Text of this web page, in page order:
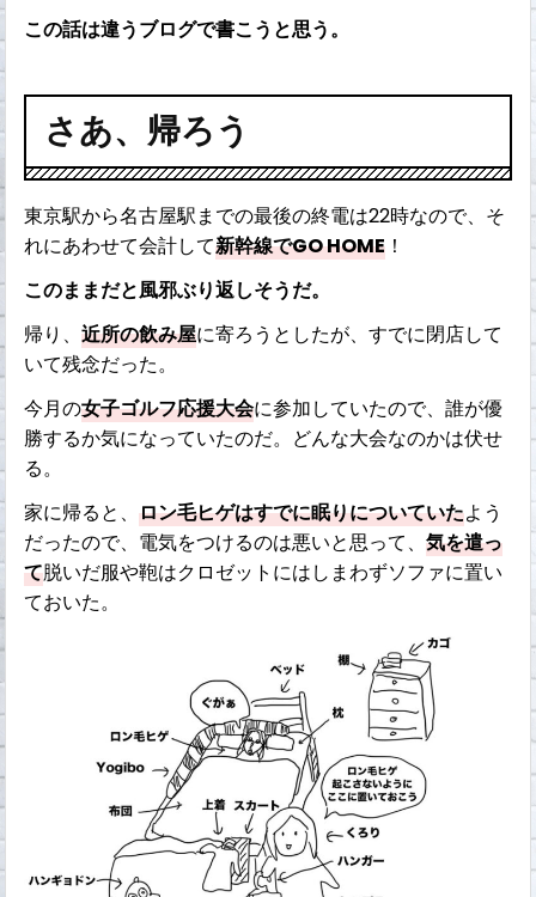
この話は違うブログで書こうと思う。
さあ、帰ろう
東京駅から名古屋駅までの最後の終電は22時なので、そ
れにあわせて会計して新幹線でGO HOME ！
このままだと風邪ぶり返しそうだ。
帰り、近所の飲み屋に寄ろうとしたが、すでに閉店して
いて残念だった。
今月の女子ゴルフ応援大会に参加していたので、誰が優
勝するか気になっていたのだ。どんな大会なのかは伏せ
る。
家に帰ると、ロン毛ヒゲはすでに眠りについていたよう
だったので、電気をつけるのは悪いと思って、気を遣っ
て脱いだ服や鞄はクロゼットにはしまわずソファに置い
ておいた。